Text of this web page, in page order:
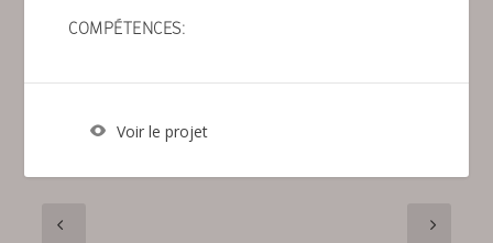
COMPÉTENCES:
Voir le projet